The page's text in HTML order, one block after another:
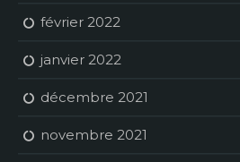
février 2022
janvier 2022
décembre 2021
novembre 2021